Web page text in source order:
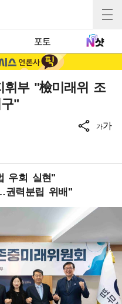
포토
휘부 "檢미래위 조
"
가가
우회 실현"
권력분립 위배"